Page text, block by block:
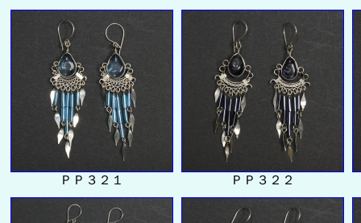
ＰＰ３２１ ＰＰ３２２